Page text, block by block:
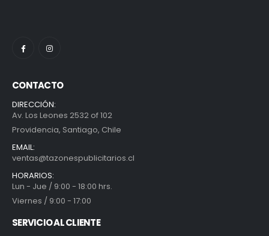
CONTACTO
DIRECCIÓN:
Av. Los Leones 2532 of 102
Providencia, Santiago, Chile
EMAIL:
ventas@tazonespublicitarios.cl
HORARIOS:
Lun - Jue / 9:00 - 18:00 hrs.
Viernes / 9:00 - 17:00
SERVICIO AL CLIENTE